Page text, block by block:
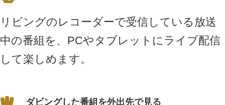
リビングのレコーダーで受信している放送
中の番組を、PCやタブレットにライブ配信
して楽しめます。
ダビングした番組を外出先で見る